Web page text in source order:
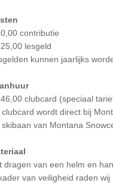
contributie
lesgeld
kunnen jaarlijks
clubcard (speciaal
clubcard wordt direct bij
skibaan van Montana
dragen van een helm en
van veiligheid raden